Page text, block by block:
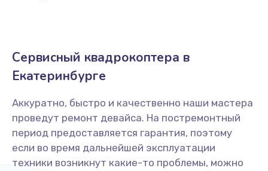
Сервисный квадрокоптера в
Екатеринбурге
Аккуратно, быстро и качественно наши мастера
проведут ремонт девайса. На постремонтный
период предоставляется гарантия, поэтому
если во время дальнейшей эксплуатации
техники возникнут какие-то проблемы, можно